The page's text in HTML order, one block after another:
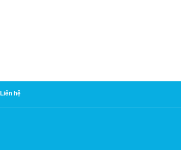
Liên hệ